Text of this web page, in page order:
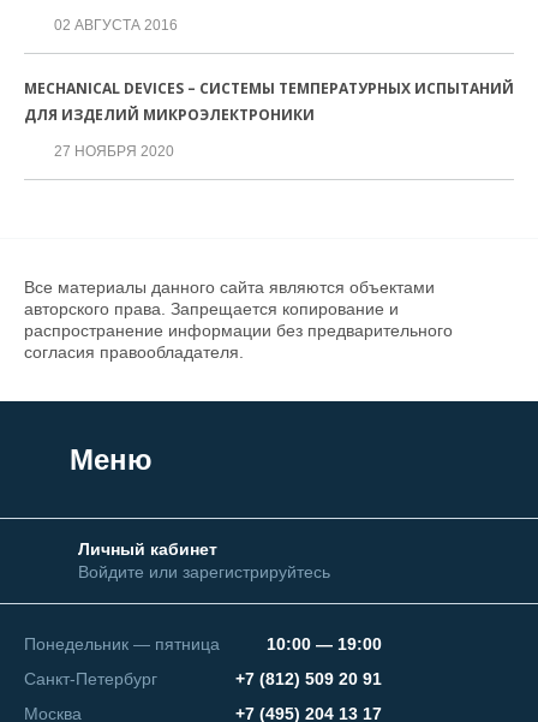
02 АВГУСТА 2016
MECHANICAL DEVICES – СИСТЕМЫ ТЕМПЕРАТУРНЫХ ИСПЫТАНИЙ
ДЛЯ ИЗДЕЛИЙ МИКРОЭЛЕКТРОНИКИ
27 НОЯБРЯ 2020
Все материалы данного сайта являются объектами
авторского права. Запрещается копирование и
распространение информации без предварительного
согласия правообладателя.
Меню
Личный кабинет
Войдите или зарегистрируйтесь
Понедельник — пятница
10:00 — 19:00
Санкт-Петербург
+7 (812) 509 20 91
Москва
+7 (495) 204 13 17